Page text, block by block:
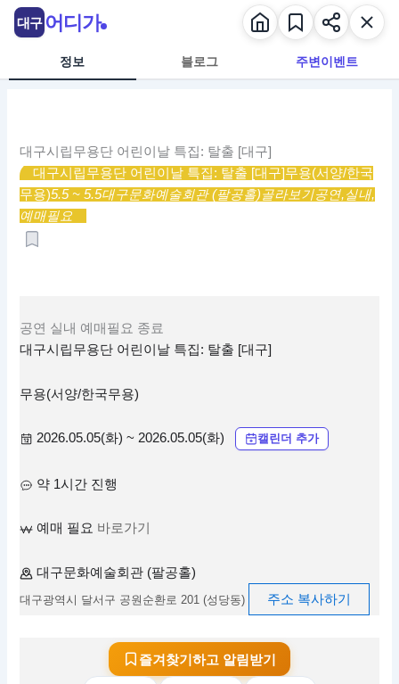
정보 블로그 주변이벤트
대구시립무용단 어린이날 특집: 탈출 [대구]
대구시립무용단 어린이날 특집: 탈출 [대구]무용(서양/한국
무용)5.5 ~ 5.5대구문화예술회관 (팔공홀)골라보기공연,실내,
예매필요
공연 실내 예매필요 종료
대구시립무용단 어린이날 특집: 탈출 [대구]
무용(서양/한국무용)
2026.05.05(화) ~ 2026.05.05(화) 캘린더 추가
약 1시간 진행
예매 필요 바로가기
대구문화예술회관 (팔공홀)
대구광역시 달서구 공원순환로 201 (성당동) 주소 복사하기
즐겨찾기하고 알림받기
대구 어디가